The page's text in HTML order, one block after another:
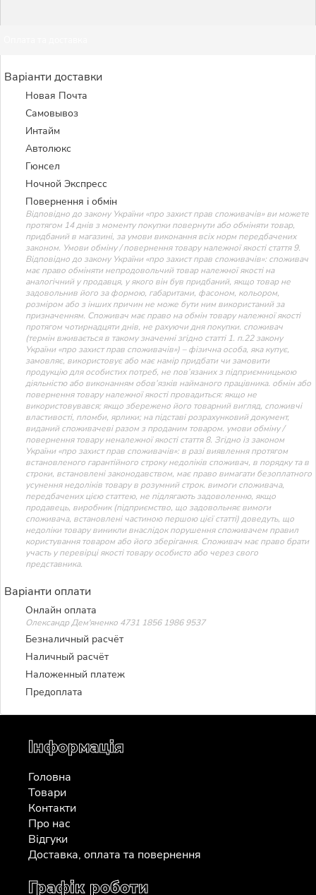
Варіанти доставки
Новая Почта
Самовывоз
Интайм
Автолюкс
Гюнсел
Ночной Экспресс
Повернення і обмін
Відповідно до закону України «про захист прав споживачів» ви можете
протягом 14 днів з моменту покупки повернути або обміняти товар,
придбаний в магазині, за умови виконання всіх норм передбачених
законом. Умови обміну / повернення товару належної якості стаття 9.
Відповідно до закону України «про захист прав споживачів»: споживач
має право обміняти непродовольчий товар належної якості на
аналогічний у продавця, у якого він був придбаний, якщо товар не
задовольнив його за формою, габаритами, фасоном, кольором,
розміром або з інших причин не може бути ним використаний за
призначенням. Споживач має право на обмін товару належної якості
протягом чотирнадцяти днів, не рахуючи дня покупки. споживач
(термін вживається в такому значенні згідно статті 1. п.22 закону
України «про захист прав споживачів») – фізична особа, яка купує,
замовляє, використовує або має намір придбати чи замовити
продукцію для особистих потреб, не пов’язаних з підприємницькою
діяльністю або виконанням обов’язків найманого працівника. обмін або
повернення товару належної якості провадиться: якщо не
використовувався; якщо збережено його товарний вигляд, споживчі
властивості, пломби, ярлики; на підставі розрахунковий документ,
виданий споживачеві разом з проданим товаром. умови обміну /
повернення товару неналежної якості стаття 8. Згідно із законом
України «про захист прав споживачів»: в разі виявлення протягом
встановленого гарантійного строку недоліків споживач, в порядку та в
строки, встановлені законодавством, має право вимагати безоплатного
усунення недоліків товару в розумний строк. вимоги споживача,
передбачених цією статтею, не підлягають задоволенню, якщо
продавець, виробник (підприємство, що задовольняє вимоги
споживача, встановлені частиною першою цієї статті) доведуть, що
недоліки товару виникли внаслідок порушення споживачем правил
користування товаром або його зберігання. Споживач має право брати
участь у перевірці якості товару особисто або через свого
представника.
Варіанти оплати
Онлайн оплата
Олександр Дем'яненко 4731 1856 1986 9537
Безналичный расчёт
Наличный расчёт
Наложенный платеж
Предоплата
Інформація
Головна
Товари
Контакти
Про нас
Відгуки
Доставка, оплата та повернення
Графік роботи